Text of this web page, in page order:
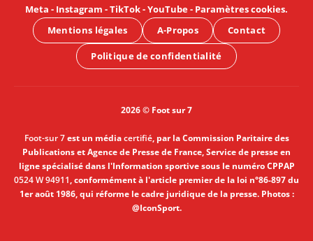
Meta - Instagram -TikTok-YouTube- Paramètres cookies.
Mentions légales
A-Propos Contact
Politique de confidentialité
2026 © Foot sur 7
Foot-sur 7est un médiacertifié, par la Commission Paritaire des
Publications et Agence de Presse de France, Service de presse en
ligne spécialisé dans l'Information sportive sous le numéro CPPAP
0524 W 94911, conformément à l'article premier de la loi n°86-897 du
1er août 1986, qui réforme le cadre juridique de la presse. Photos :
@IconSport.